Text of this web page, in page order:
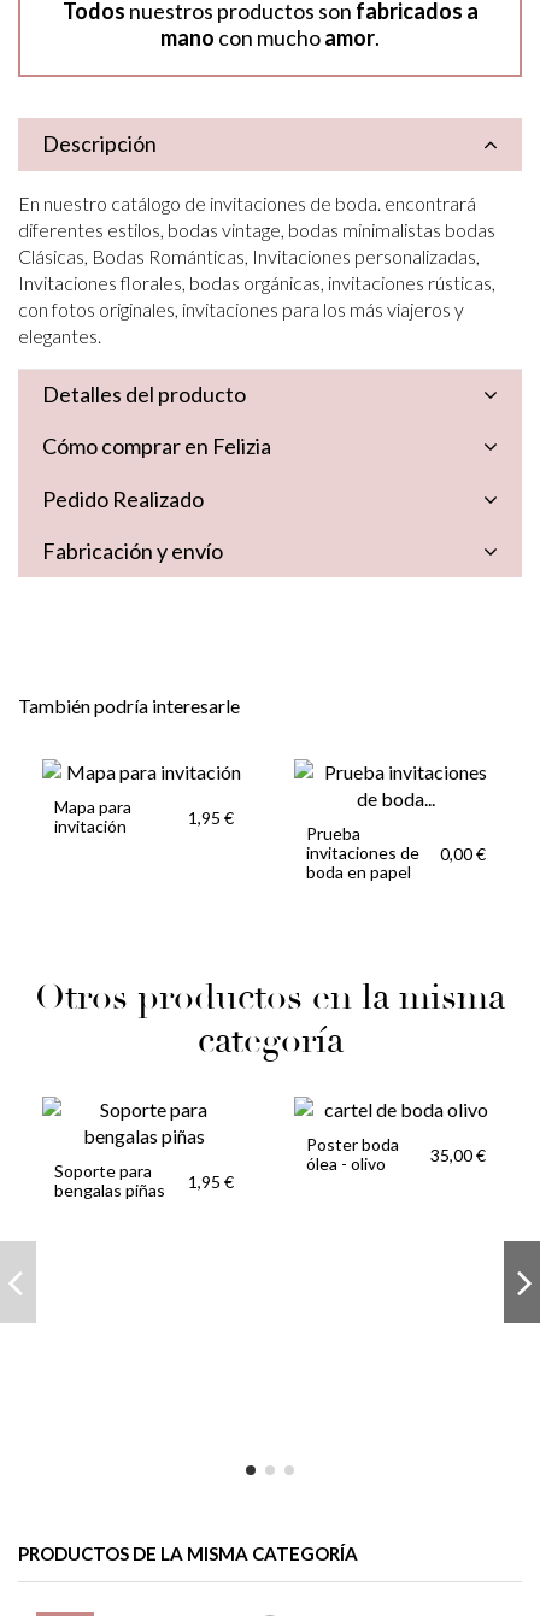
Todos nuestros productos son fabricados a
mano con muchoamor.
Descripción
En nuestro catálogo de invitaciones de boda. encontrará
diferentes estilos, bodas vintage, bodas minimalistas bodas
Clásicas, Bodas Románticas, Invitaciones personalizadas,
Invitaciones florales, bodas orgánicas, invitaciones rústicas,
con fotos originales, invitaciones para los más viajeros y
elegantes.
Detalles del producto
Cómo comprar en Felizia
Pedido Realizado
Fabricación y envío
También podría interesarle
Mapa para
invitación
1,95 €
Prueba
invitaciones de
boda en papel
0,00 €
Otros productos en la misma
categoría
Soporte para
bengalas piñas
1,95 €
Poster boda
ólea - olivo
35,00 €
PRODUCTOS DE LA MISMA CATEGORÍA